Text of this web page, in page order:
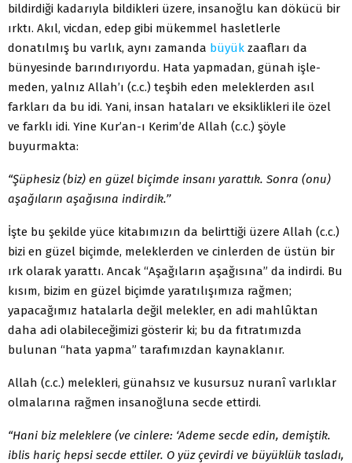
bildirdiği kadarıyla bildikleri üzere, insanoğlu kan dökücü bir
ırktı. Akıl, vicdan, edep gibi mükem­mel hasletlerle
donatılmış bu varlık, aynı zamanda büyük zaaf­ları da
bünyesinde barındırıyordu. Hata yapmadan, günah işle­
meden, yalnız Allah’ı (c.c.) teşbih eden meleklerden asıl
farkları da bu idi. Yani, insan hataları ve eksiklikleri ile özel
ve farklı idi. Yine Kur’an-ı Kerim’de Allah (c.c.) şöyle
buyurmakta:
“Şüphesiz (biz) en güzel biçimde insanı yarattık. Sonra (onu)
aşağıların aşağısına indirdik.’’
İşte bu şekilde yüce kitabımızın da belirttiği üzere Allah (c.c.)
bizi en güzel biçimde, meleklerden ve cinlerden de üstün bir
ırk olarak yarattı. Ancak “Aşağıların aşağısına” da indirdi. Bu
kısım, bizim en güzel biçimde yaratılışımıza rağmen;
yapacağımız ha­talarla değil melekler, en adi mahlûktan
daha adi olabileceğimizi gösterir ki; bu da fıtratımızda
bulunan “hata yapma” tarafımız­dan kaynaklanır.
Allah (c.c.) melekleri, günahsız ve kusursuz nuranî varlıklar
olmalarına rağmen insanoğluna secde ettirdi.
“Hani biz meleklere (ve cinlere: ‘Ademe secde edin, demiş­tik.
iblis hariç hepsi secde ettiler. O yüz çevirdi ve büyüklük tas­ladı,